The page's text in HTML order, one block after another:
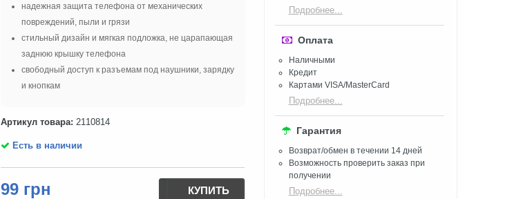
надежная защита телефона от механических
повреждений, пыли и грязи
стильный дизайн и мягкая подложка, не царапающая
заднюю крышку телефона
свободный доступ к разъемам под наушники, зарядку
и кнопкам
Артикул товара: 2110814
Есть в наличии
99 грн КУПИТЬ
Подробнее...
Оплата
Наличными
Кредит
Картами VISA/MasterCard
Подробнее...
Гарантия
Возврат/обмен в течении 14 дней
Возможность проверить заказ при
получении​
Подробнее...